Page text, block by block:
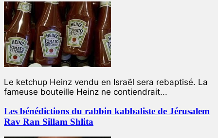
Le ketchup Heinz vendu en Israël sera rebaptisé. La
fameuse bouteille Heinz ne contiendrait...
Les bénédictions du rabbin kabbaliste de Jérusalem
Rav Ran Sillam Shlita